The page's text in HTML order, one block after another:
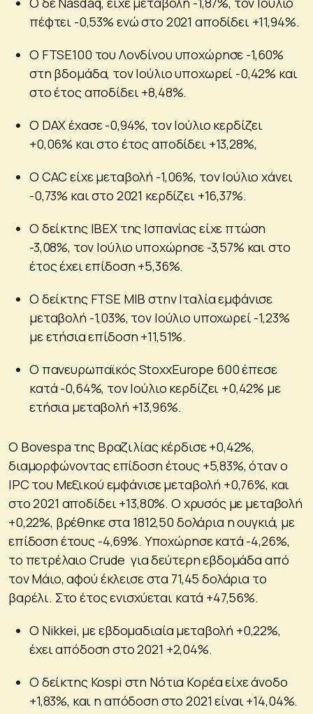
πέφτει -0,53% ενώ στο 2021 αποδίδει +11,94%.
Ο FTSE100 του Λονδίνου υποχώρησε -1,60%
στη βδομάδα, τον Ιούλιο υποχωρεί -0,42% και
στο έτος αποδίδει +8,48%.
Ο DAX έχασε -0,94%, τον Ιούλιο κερδίζει
+0,06% και στο έτος αποδίδει +13,28%,
Ο CAC είχε μεταβολή -1,06%, τον Ιούλιο χάνει
-0,73% και στο 2021 κερδίζει +16,37%.
Ο δείκτης IBEX της Ισπανίας είχε πτώση
-3,08%, τον Ιούλιο υποχώρησε -3,57% και στο
έτος έχει επίδοση +5,36%.
Ο δείκτης FTSE MIB στην Ιταλία εμφάνισε
μεταβολή -1,03%, τον Ιούλιο υποχωρεί -1,23%
με ετήσια επίδοση +11,51%.
Ο πανευρωπαϊκός StoxxEurope 600 έπεσε
κατά -0,64%, τον Ιούλιο κερδίζει +0,42% με
ετήσια μεταβολή +13,96%.
Ο Bovespa της Βραζιλίας κέρδισε +0,42%,
διαμορφώνοντας επίδοση έτους +5,83%, όταν ο
IPC του Μεξικού εμφάνισε μεταβολή +0,76%, και
στο 2021 αποδίδει +13,80%. Ο χρυσός με μεταβολή
+0,22%, βρέθηκε στα 1812,50 δολάρια η ουγκιά, με
επίδοση έτους -4,69%. Υποχώρησε κατά -4,26%,
το πετρέλαιο Crude για δεύτερη εβδομάδα από
τον Μάιο, αφού έκλεισε στα 71,45 δολάρια το
βαρέλι. Στο έτος ενισχύεται κατά +47,56%.
Ο Nikkei, με εβδομαδιαία μεταβολή +0,22%,
έχει απόδοση στο 2021 +2,04%.
Ο δείκτης Kospi στη Νότια Κορέα είχε άνοδο
+1,83%, και η απόδοση στο 2021 είναι +14,04%.